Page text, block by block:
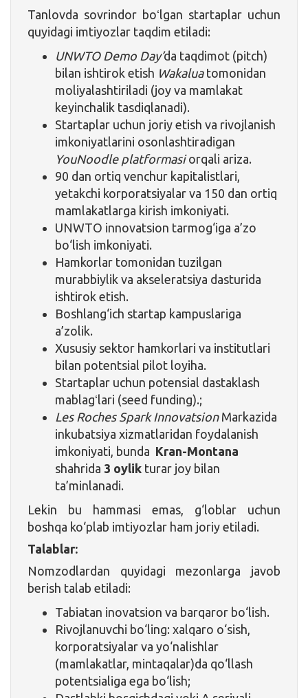
Tanlovda sovrindor boʻlgan startaplar uchun
quyidagi imtiyozlar taqdim etiladi:
UNWTO Demo Day’da taqdimot (pitch)
bilan ishtirok etish Wakaluatomonidan
moliyalashtiriladi (joy va mamlakat
keyinchalik tasdiqlanadi).
Startaplar uchun joriy etish va rivojlanish
imkoniyatlarini osonlashtiradigan
YouNoodle platformasiorqali ariza.
90 dan ortiq venchur kapitalistlari,
yetakchi korporatsiyalar va 150 dan ortiq
mamlakatlarga kirish imkoniyati.
UNWTO innovatsion tarmog‘iga a’zo
bo‘lish imkoniyati.
Hamkorlar tomonidan tuzilgan
murabbiylik va akseleratsiya dasturida
ishtirok etish.
Boshlang‘ich startap kampuslariga
a’zolik.
Xususiy sektor hamkorlari va institutlari
bilan potentsial pilot loyiha.
Startaplar uchun potensial dastaklash
mablagʻlari (seed funding).;
Les Roches Spark InnovatsionMarkazida
inkubatsiya xizmatlaridan foydalanish
imkoniyati, bunda Kran-Montana
shahrida 3 oylik turar joy bilan
ta’minlanadi.
Lekin bu hammasi emas, g‘loblar uchun
boshqa ko‘plab imtiyozlar ham joriy etiladi.
Talablar:
Nomzodlardan quyidagi mezonlarga javob
berish talab etiladi:
Tabiatan inovatsion va barqaror bo‘lish.
Rivojlanuvchi bo‘ling: xalqaro o‘sish,
korporatsiyalar va yo‘nalishlar
(mamlakatlar, mintaqalar)da qo‘llash
potentsialiga ega bo‘lish;